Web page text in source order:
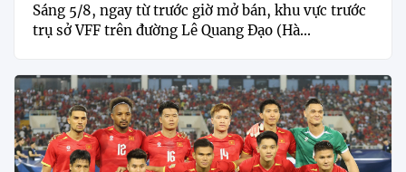
Sáng 5/8, ngay từ trước giờ mở bán, khu vực trước
trụ sở VFF trên đường Lê Quang Đạo (Hà...